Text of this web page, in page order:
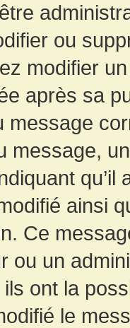
ou
modifier
après sa
message,
ainsi
Ce
ou un
ont la
le